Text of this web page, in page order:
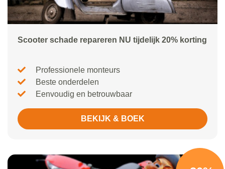
Scooter schade repareren NU tijdelijk 20% korting
Professionele monteurs
Beste onderdelen
Eenvoudig en betrouwbaar
BEKIJK & BOEK